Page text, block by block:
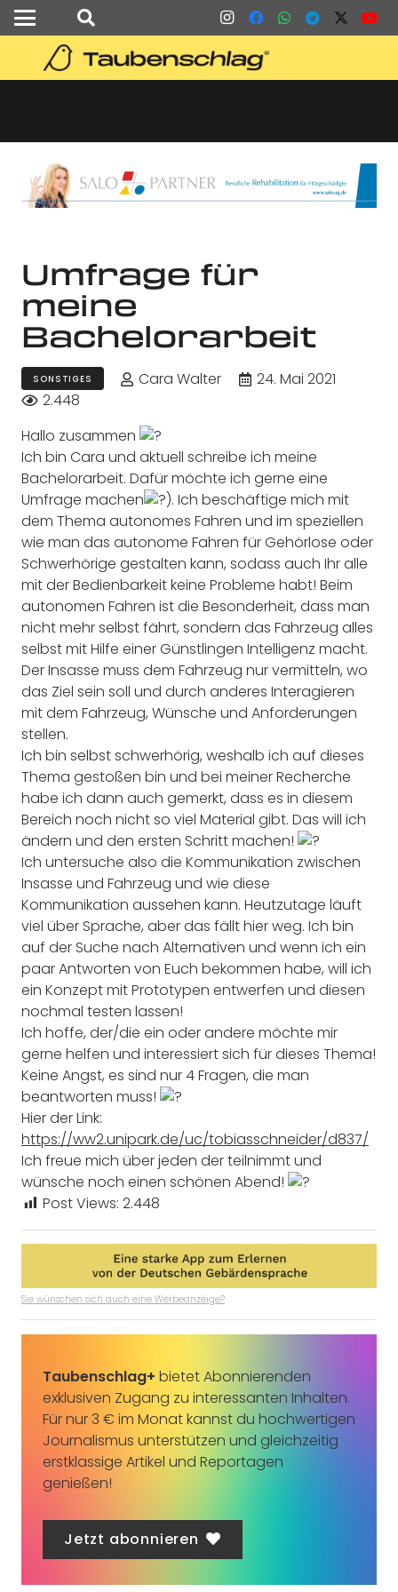
Umfrage für
meine
Bachelorarbeit
SONSTIGES Cara Walter
24. Mai 2021
2.448
Hallo zusammen
Ich bin Cara und aktuell schreibe ich meine
Bachelorarbeit. Dafür möchte ich gerne eine
Umfrage machen
). Ich beschäftige mich mit
dem Thema autonomes Fahren und im speziellen
wie man das autonome Fahren für Gehörlose oder
Schwerhörige gestalten kann, sodass auch Ihr alle
mit der Bedienbarkeit keine Probleme habt! Beim
autonomen Fahren ist die Besonderheit, dass man
nicht mehr selbst fährt, sondern das Fahrzeug alles
selbst mit Hilfe einer Günstlingen Intelligenz macht.
Der Insasse muss dem Fahrzeug nur vermitteln, wo
das Ziel sein soll und durch anderes Interagieren
mit dem Fahrzeug, Wünsche und Anforderungen
stellen.
Ich bin selbst schwerhörig, weshalb ich auf dieses
Thema gestoßen bin und bei meiner Recherche
habe ich dann auch gemerkt, dass es in diesem
Bereich noch nicht so viel Material gibt. Das will ich
ändern und den ersten Schritt machen!
Ich untersuche also die Kommunikation zwischen
Insasse und Fahrzeug und wie diese
Kommunikation aussehen kann. Heutzutage läuft
viel über Sprache, aber das fällt hier weg. Ich bin
auf der Suche nach Alternativen und wenn ich ein
paar Antworten von Euch bekommen habe, will ich
ein Konzept mit Prototypen entwerfen und diesen
nochmal testen lassen!
Ich hoffe, der/die ein oder andere möchte mir
gerne helfen und interessiert sich für dieses Thema!
Keine Angst, es sind nur 4 Fragen, die man
beantworten muss!
Hier der Link:
https://ww2.unipark.de/uc/tobiasschneider/d837/
Ich freue mich über jeden der teilnimmt und
wünsche noch einen schönen Abend!
Post Views: 2.448
Sie wünschen sich auch eine Werbeanzeige?
Taubenschlag+ bietet Abonnierenden
exklusiven Zugang zu interessanten Inhalten.
Für nur 3 € im Monat kannst du hochwertigen
Journalismus unterstützen und gleichzeitig
erstklassige Artikel und Reportagen
genießen!
Jetzt abonnieren